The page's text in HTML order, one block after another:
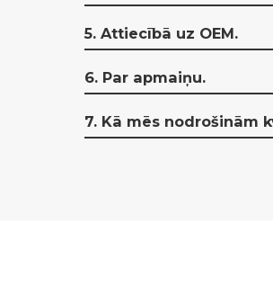
5. Attiecībā uz OEM.
6. Par apmaiņu.
7. Kā mēs nodrošinām